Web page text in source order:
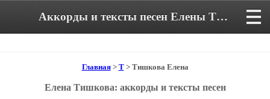
Аккорды и тексты песен Елены Тишковой
Главная> Т> Тишкова Елена
Елена Тишкова: аккорды и тексты песен